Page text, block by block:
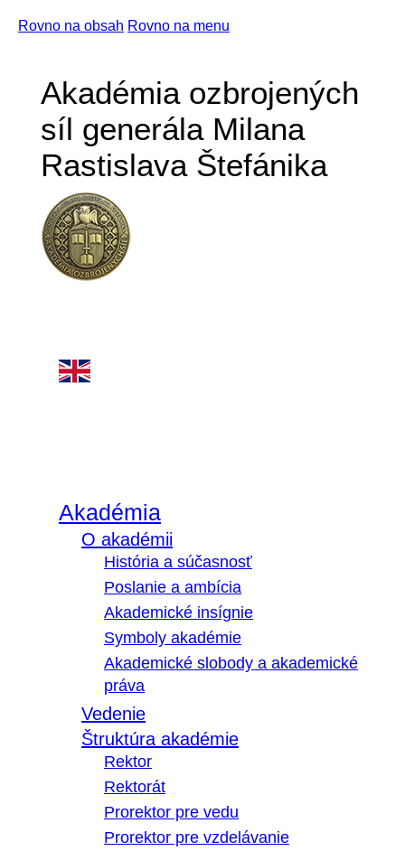
Rovno na obsah Rovno na menu
Akadémia ozbrojených
síl generála Milana
Rastislava Štefánika
Akadémia
O akadémii
História a súčasnosť
Poslanie a ambícia
Akademické insígnie
Symboly akadémie
Akademické slobody a akademické
práva
Vedenie
Štruktúra akadémie
Rektor
Rektorát
Prorektor pre vedu
Prorektor pre vzdelávanie